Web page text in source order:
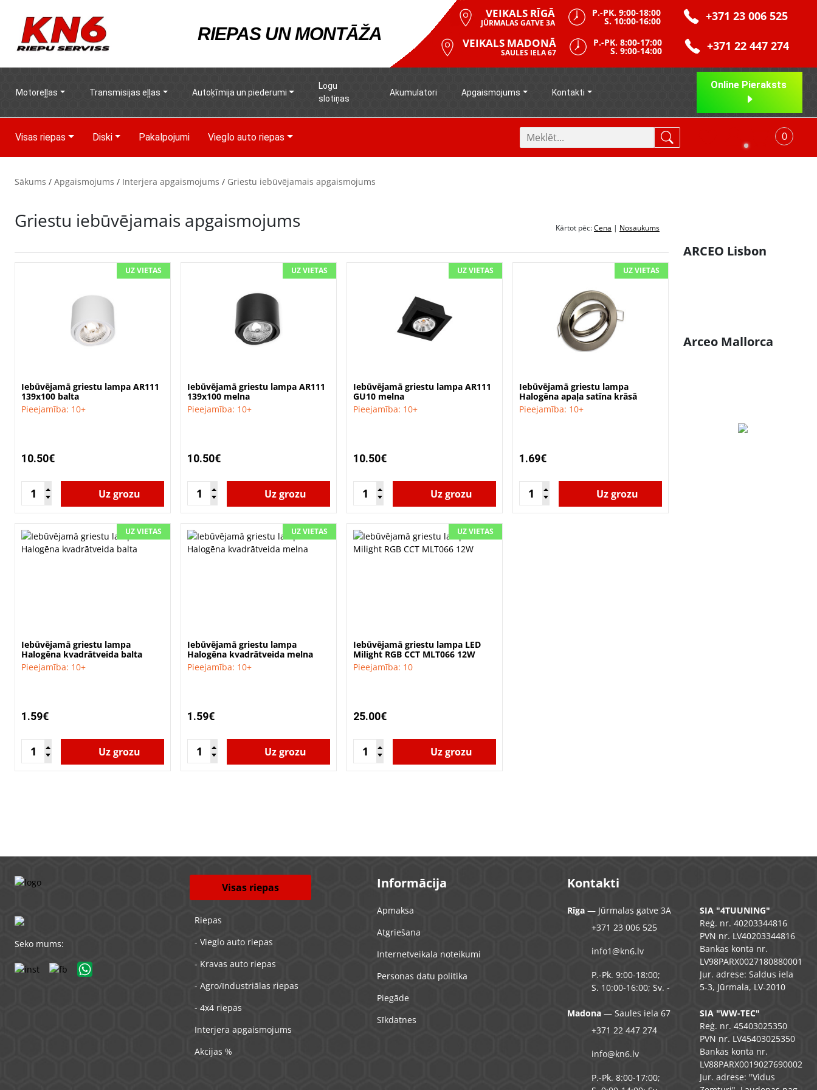
RIEPAS UN MONTĀŽA
VEIKALS RĪGĀ
JŪRMALAS GATVE 3A
P.-PK. 9:00-18:00
S. 10:00-16:00 +371 23 006 525
VEIKALS MADONĀ
SAULES IELA 67
P.-PK. 8:00-17:00
S. 9:00-14:00 +371 22 447 274
Motoreļļas Transmisijas eļļas Autoķīmija un piederumi
Logu
slotiņas
Akumulatori Apgaismojums Kontakti
Online Pieraksts
Visas riepas Diski Pakalpojumi Vieglo auto riepas 0
Sākums / Apgaismojums / Interjera apgaismojums / Griestu iebūvējamais apgaismojums
Griestu iebūvējamais apgaismojums Kārtot pēc:Cena | Nosaukums
UZ VIETAS
Iebūvējamā griestu lampa AR111
139x100 balta
Pieejamība: 10+
10.50€
Uz grozu
UZ VIETAS
Iebūvējamā griestu lampa AR111
139x100 melna
Pieejamība: 10+
10.50€
Uz grozu
UZ VIETAS
Iebūvējamā griestu lampa AR111
GU10 melna
Pieejamība: 10+
10.50€
Uz grozu
UZ VIETAS
Iebūvējamā griestu lampa
Halogēna apaļa satīna krāsā
Pieejamība: 10+
1.69€
Uz grozu
UZ VIETAS
Iebūvējamā griestu lampa
Halogēna kvadrātveida balta
Pieejamība: 10+
1.59€
Uz grozu
UZ VIETAS
Iebūvējamā griestu lampa
Halogēna kvadrātveida melna
Pieejamība: 10+
1.59€
Uz grozu
UZ VIETAS
Iebūvējamā griestu lampa LED
Milight RGB CCT MLT066 12W
Pieejamība: 10
25.00€
Uz grozu
ARCEO Lisbon
Arceo Mallorca
Seko mums:
Visas riepas
Riepas
- Vieglo auto riepas
- Kravas auto riepas
- Agro/Industriālas riepas
- 4x4 riepas
Interjera apgaismojums
Akcijas %
Informācija
Apmaksa
Atgriešana
Internetveikala noteikumi
Personas datu politika
Piegāde
Sīkdatnes
Kontakti
Rīga — Jūrmalas gatve 3A
+371 23 006 525
info1@kn6.lv
P.-Pk. 9:00-18:00;
S. 10:00-16:00; Sv. -
SIA "4TUUNING"
Reģ. nr. 40203344816
PVN nr. LV40203344816
Bankas konta nr.
LV98PARX0027180880001
Jur. adrese: Saldus iela
5-3, Jūrmala, LV-2010
Madona — Saules iela 67
+371 22 447 274
info@kn6.lv
P.-Pk. 8:00-17:00;
SIA "WW-TEC"
Reģ. nr. 45403025350
PVN nr. LV45403025350
Bankas konta nr.
LV88PARX0019027690002
Jur. adrese: "Vidus